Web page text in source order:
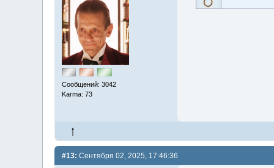
Сообщений: 3042
Karma: 73
#13: Сентября 02, 2025, 17:46:36